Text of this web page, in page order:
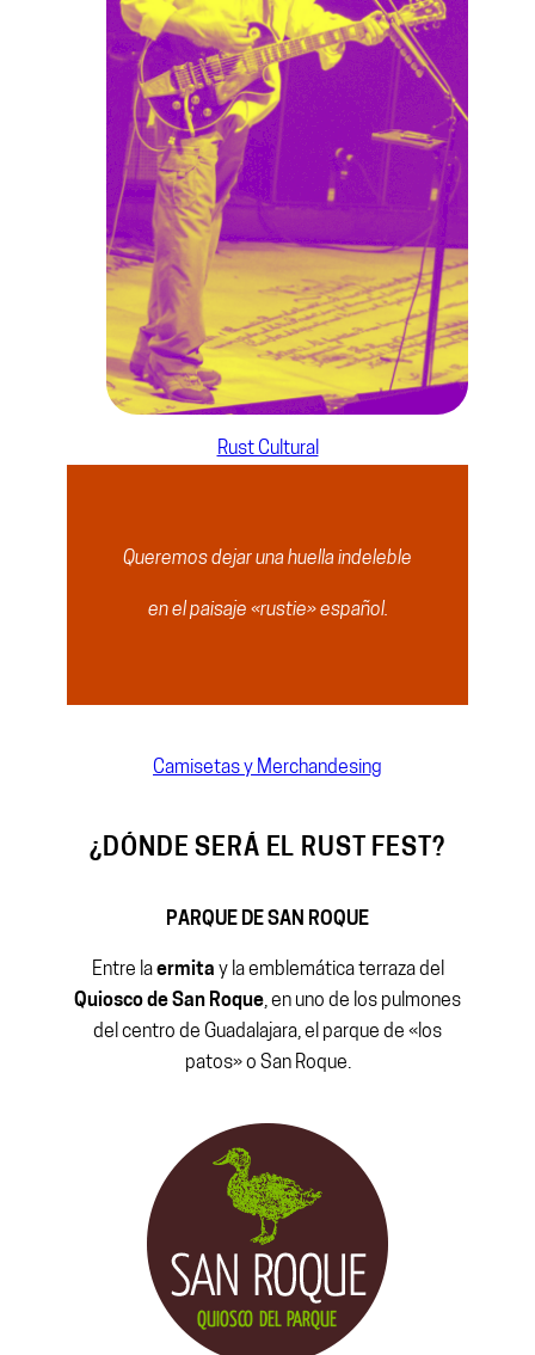
Rust Cultural
Queremos dejar una huella indeleble
en el paisaje «rustie» español.
Camisetas y Merchandesing
¿DÓNDE SERÁ EL RUST FEST?
PARQUE DE SAN ROQUE
Entre laermita y la emblemática terraza del
Quiosco de San Roque, en uno de los pulmones
del centro de Guadalajara, el parque de «los
patos» o San Roque.